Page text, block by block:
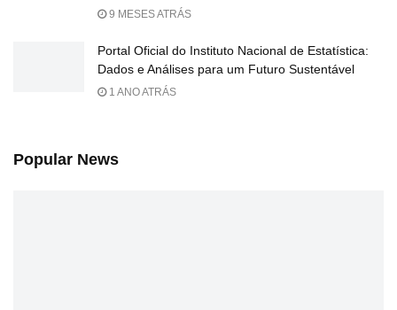
9 MESES ATRÁS
Portal Oficial do Instituto Nacional de Estatística:
Dados e Análises para um Futuro Sustentável
1 ANO ATRÁS
Popular News